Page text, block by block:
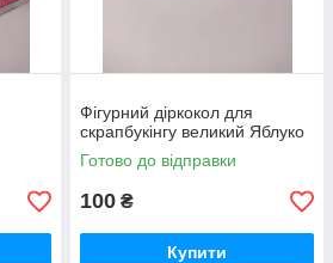
Фігурний діркокол для
скрапбукінгу великий Яблуко
Готово до відправки
100 ₴
Купити